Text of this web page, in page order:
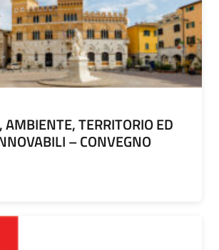
AMBIENTE, TERRITORIO ED
– CONVEGNO